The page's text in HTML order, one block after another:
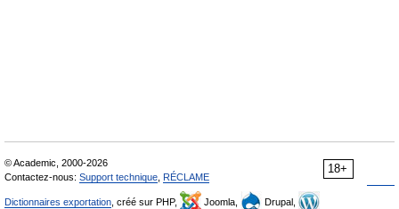
18+
© Academic, 2000-2026
Contactez-nous: Support technique RÉCLAME
Dictionnaires exportation , créé sur PHP, Joomla,
Drupal,